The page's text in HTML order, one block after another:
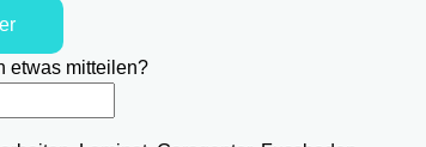
etwas mitteilen?